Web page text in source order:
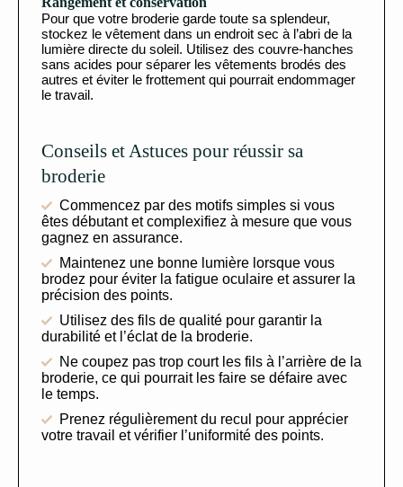
Pour que votre broderie garde toute sa splendeur,
stockez le vêtement dans un endroit sec à l’abri de la
lumière directe du soleil. Utilisez des couvre-hanches
sans acides pour séparer les vêtements brodés des
autres et éviter le frottement qui pourrait endommager
le travail.
Conseils et Astuces pour réussir sa
broderie
Commencez par des motifs simples si vous
êtes débutant et complexifiez à mesure que vous
gagnez en assurance.
Maintenez une bonne lumière lorsque vous
brodez pour éviter la fatigue oculaire et assurer la
précision des points.
Utilisez des fils de qualité pour garantir la
durabilité et l’éclat de la broderie.
Ne coupez pas trop court les fils à l’arrière de la
broderie, ce qui pourrait les faire se défaire avec
le temps.
Prenez régulièrement du recul pour apprécier
votre travail et vérifier l’uniformité des points.